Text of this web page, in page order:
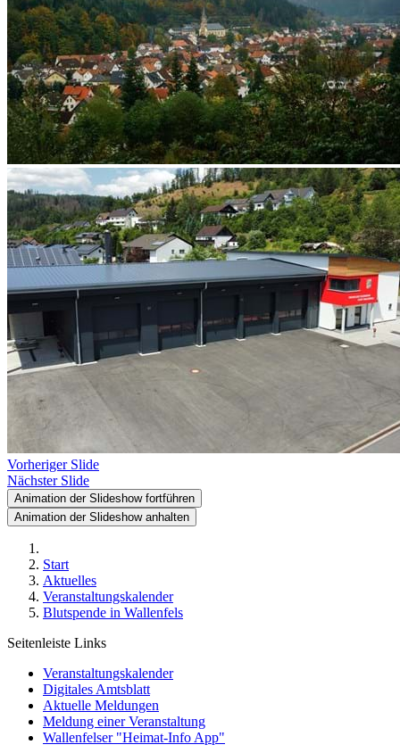
Vorheriger Slide
Nächster Slide
Animation der Slideshow fortführen
Animation der Slideshow anhalten
Start
Aktuelles
Veranstaltungskalender
Blutspende in Wallenfels
Seitenleiste Links
Veranstaltungskalender
Digitales Amtsblatt
Aktuelle Meldungen
Meldung einer Veranstaltung
Wallenfelser "Heimat-Info App"